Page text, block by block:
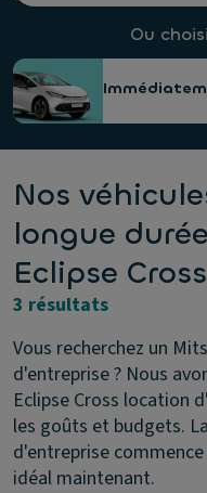
Ou
Nos
longue
Eclipse Cross
3 résultats
Vous recherchez un
d'entreprise ? Nous
Eclipse Cross location
les goûts et budgets.
d'entreprise
idéal maintenant.